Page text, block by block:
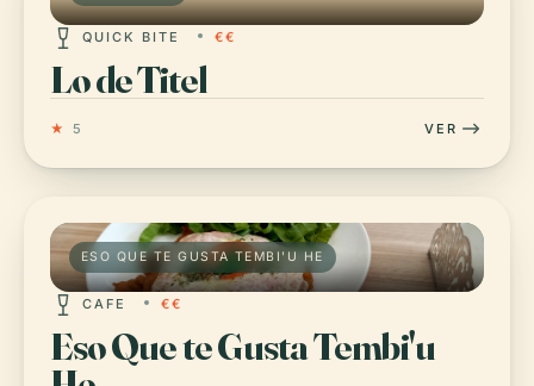
QUICK BITE €€
Lo de Titel
★ 5 VER
ESO QUE TE GUSTA TEMBI'U HE
CAFE €€
Eso Que te Gusta Tembi'u